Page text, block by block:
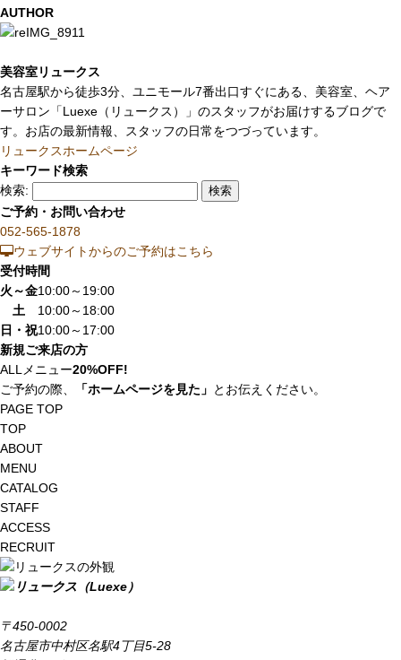
AUTHOR
美容室リュークス
名古屋駅から徒歩3分、ユニモール7番出口すぐにある、美容室、ヘア
ーサロン「Luexe（リュークス）」のスタッフがお届けするブログで
す。お店の最新情報、スタッフの日常をつづっています。
リュークスホームページ
キーワード検索
検索:
ご予約・お問い合わせ
052-565-1878
ウェブサイトからのご予約はこちら
受付時間
火～金10:00～19:00
土
10:00～18:00
日・祝10:00～17:00
新規ご来店の方
ALLメニュー20%OFF!
ご予約の際、
「ホームページを見た」 とお伝えください。
PAGE TOP
TOP
ABOUT
MENU
CATALOG
STAFF
ACCESS
RECRUIT
〒450-0002
名古屋市中村区名駅4丁目5-28